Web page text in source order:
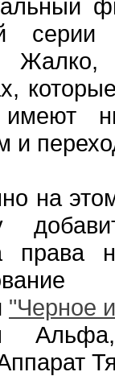
и
на
права
"Черное